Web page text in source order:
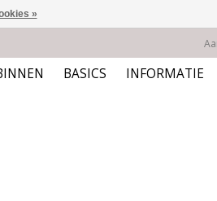
BASICS
INFORMATIE
»